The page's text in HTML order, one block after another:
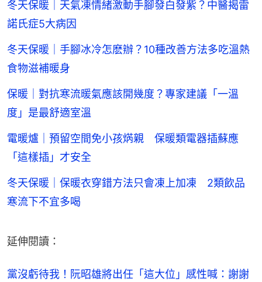
冬天保暖｜天氣凍情緒激動手腳發白發紫？中醫揭雷
諾氏症5大病因
冬天保暖｜手腳冰冷怎麽辦？10種改善方法多吃溫熱
食物滋補暖身
保暖｜對抗寒流暖氣應該開幾度？專家建議「一溫
度」是最舒適室溫
電暖爐｜預留空間免小孩焫親 保暖類電器插蘇應
「這樣插」才安全
冬天保暖｜保暖衣穿錯方法只會凍上加凍 2類飲品
寒流下不宜多喝
延伸閱讀：
黨沒虧待我！阮昭雄將出任「這大位」感性喊：謝謝